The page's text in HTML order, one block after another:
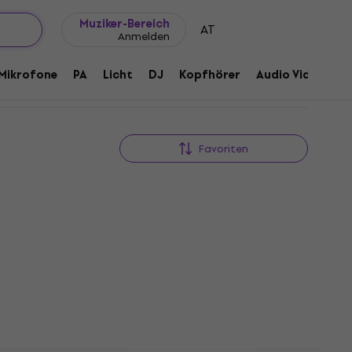
Muziker-Bereich
Anmelden AT
PA Licht DJ Kopfhörer Audio Video
Favoriten